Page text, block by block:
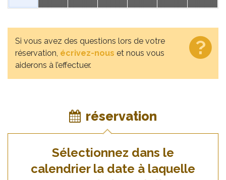
Si vous avez des questions lors de votre
réservation, écrivez-nous et nous vous
aiderons à l’effectuer.
réservation
Sélectionnez dans le
calendrier la date à laquelle